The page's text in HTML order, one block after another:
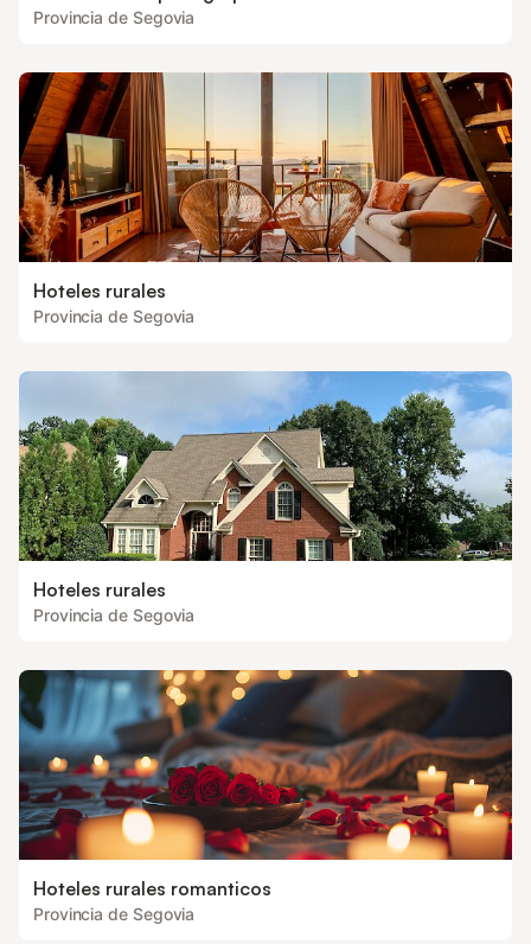
Provincia de Segovia
Hoteles rurales
Provincia de Segovia
Hoteles rurales
Provincia de Segovia
Hoteles rurales romanticos
Provincia de Segovia